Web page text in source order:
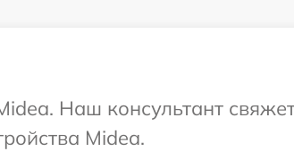
Наш консультант
Midea.